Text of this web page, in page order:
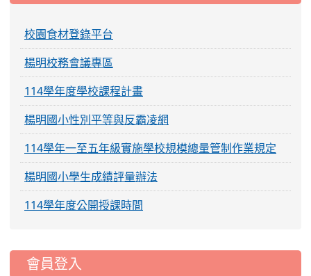
校園食材登錄平台
楊明校務會議專區
114學年度學校課程計畫
楊明國小性別平等與反霸凌網
114學年一至五年級實施學校規模總量管制作業規定
楊明國小學生成績評量辦法
114學年度公開授課時間
::: 會員登入